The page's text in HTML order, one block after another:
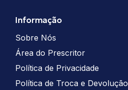
Informação
Sobre Nós
Área do Prescritor
Política de Privacidade
Política de Troca e Devolução